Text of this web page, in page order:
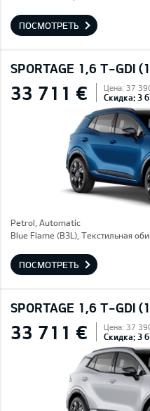
ПОСМОТРЕТЬ
SPORTAGE 1,6 T-GDI
33 711 € Цена: 37
Скидка: 3
Petrol, Automatic
Blue Flame (B3L), Текстильная
ПОСМОТРЕТЬ
SPORTAGE 1,6 T-GDI
33 711 € Цена: 37
Скидка: 3